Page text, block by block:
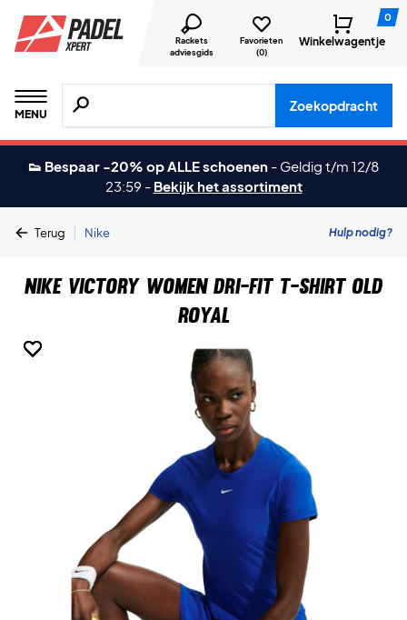
Rackets
adviesgids
Favorieten
(0)
0
Winkelwagentje
MENU
Zoeken naar producten, merken etc.
Zoekopdracht
👟 Bespaar -20% op ALLE schoenen - Geldig t/m 12/8
23:59 - Bekijk het assortiment
Terug | Nike Hulp nodig?
Nike Victory Women Dri-FIT T-shirt Old
Royal